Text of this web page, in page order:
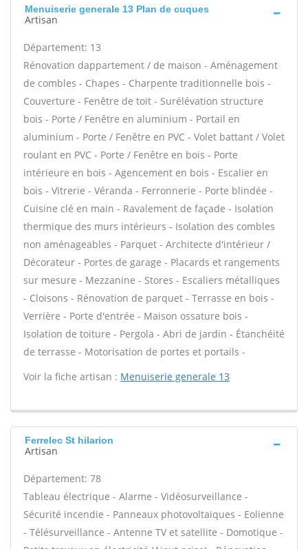
Menuiserie generale 13 Plan de cuques
Artisan
Département: 13
Rénovation dappartement / de maison - Aménagement
de combles - Chapes - Charpente traditionnelle bois -
Couverture - Fenêtre de toit - Surélévation structure
bois - Porte / Fenêtre en aluminium - Portail en
aluminium - Porte / Fenêtre en PVC - Volet battant / Volet
roulant en PVC - Porte / Fenêtre en bois - Porte
intérieure en bois - Agencement en bois - Escalier en
bois - Vitrerie - Véranda - Ferronnerie - Porte blindée -
Cuisine clé en main - Ravalement de façade - Isolation
thermique des murs intérieurs - Isolation des combles
non aménageables - Parquet - Architecte d'intérieur /
Décorateur - Portes de garage - Placards et rangements
sur mesure - Mezzanine - Stores - Escaliers métalliques
- Cloisons - Rénovation de parquet - Terrasse en bois -
Verrière - Porte d'entrée - Maison ossature bois -
Isolation de toiture - Pergola - Abri de jardin - Étanchéité
de terrasse - Motorisation de portes et portails -
Voir la fiche artisan : Menuiserie generale 13
Ferrelec St hilarion
Artisan
Département: 78
Tableau électrique - Alarme - Vidéosurveillance -
Sécurité incendie - Panneaux photovoltaïques - Eolienne
- Télésurveillance - Antenne TV et satellite - Domotique -